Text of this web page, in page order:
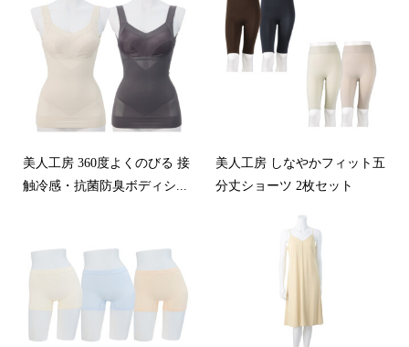
美人工房 360度よくのびる 接
触冷感・抗菌防臭ボディシ...
美人工房 しなやかフィット五
分丈ショーツ 2枚セット